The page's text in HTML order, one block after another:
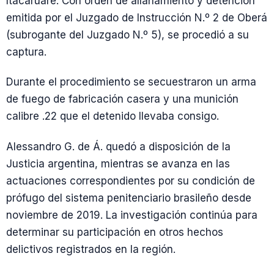
emitida por el Juzgado de Instrucción N.º 2 de Oberá
(subrogante del Juzgado N.º 5), se procedió a su
captura.
Durante el procedimiento se secuestraron un arma
de fuego de fabricación casera y una munición
calibre .22 que el detenido llevaba consigo.
Alessandro G. de Á. quedó a disposición de la
Justicia argentina, mientras se avanza en las
actuaciones correspondientes por su condición de
prófugo del sistema penitenciario brasileño desde
noviembre de 2019. La investigación continúa para
determinar su participación en otros hechos
delictivos registrados en la región.